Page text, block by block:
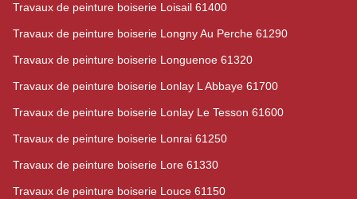
Travaux de peinture boiserie Loisail 61400
Travaux de peinture boiserie Longny Au Perche 61290
Travaux de peinture boiserie Longuenoe 61320
Travaux de peinture boiserie Lonlay L Abbaye 61700
Travaux de peinture boiserie Lonlay Le Tesson 61600
Travaux de peinture boiserie Lonrai 61250
Travaux de peinture boiserie Lore 61330
Travaux de peinture boiserie Louce 61150